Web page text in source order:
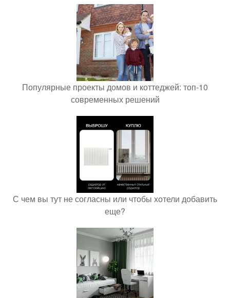
Популярные проекты домов и коттеджей: топ-10
современных решений
С чем вы тут не согласны или чтобы хотели добавить
еще?